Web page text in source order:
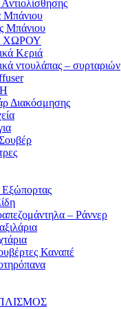
Μπάνιου
Μπάνιου
ΧΩΡΟΥ
Κεριά
ντουλάπας – συρταριών
Διακόσμησης
Εξώπορτας
– Ράννερ
Καναπέ